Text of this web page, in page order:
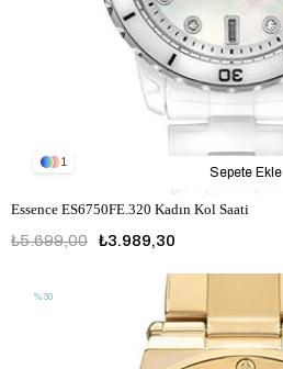
1
Essence ES6750FE.320 Kadın Kol Saati
₺3.989,30
₺5.699,00
Sepete Ekle
%30